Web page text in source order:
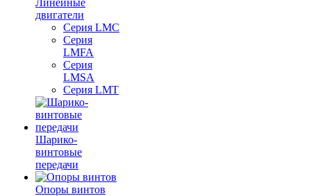
Линейные
двигатели
Серия LMC
Серия
LMFA
Серия
LMSA
Серия LMT
Шарико-
винтовые
передачи
Опоры винтов